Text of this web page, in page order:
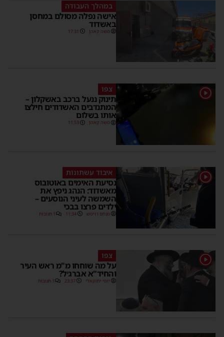
במהלך העבודה
אישה נפלה מסולם במחסן
באשדוד
משה קאהן 17:31
1 צפו
תינוק ננעל ברכב באשקלון –
המתנדבים האשדודים חילצו
אותו בשלום
משה קאהן 11:53
1 איבוד עשתונות
נסיעת האימים באוטובוס
מאשדוד: הנהג ניפץ את
השמשה לעיני הנוסעים –
ילדים פרצו בבכי
מנחם דויטש 11:34 1 תגובות
1 צפו
על מה שוחחו מ"מ ראש העיר
והחיד"א אברג׳ל?
יוסי יחזקאלי 23:37 1 תגובות